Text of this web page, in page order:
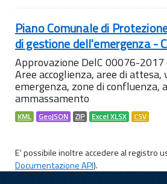
Piano Comunale di
di gestione dell'emergenza -
Approvazione DelC 00076-
Aree accoglienza, aree di
emergenza, zone di confluenza,
ammassamento
KML GeoJSON ZIP Excel XLSX CSV
E' possibile inoltre accedere al registro
Documentazione API).